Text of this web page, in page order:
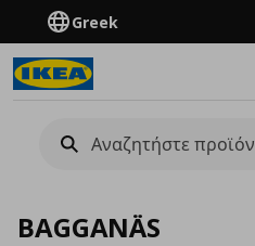
Greek
BAGGANÄS